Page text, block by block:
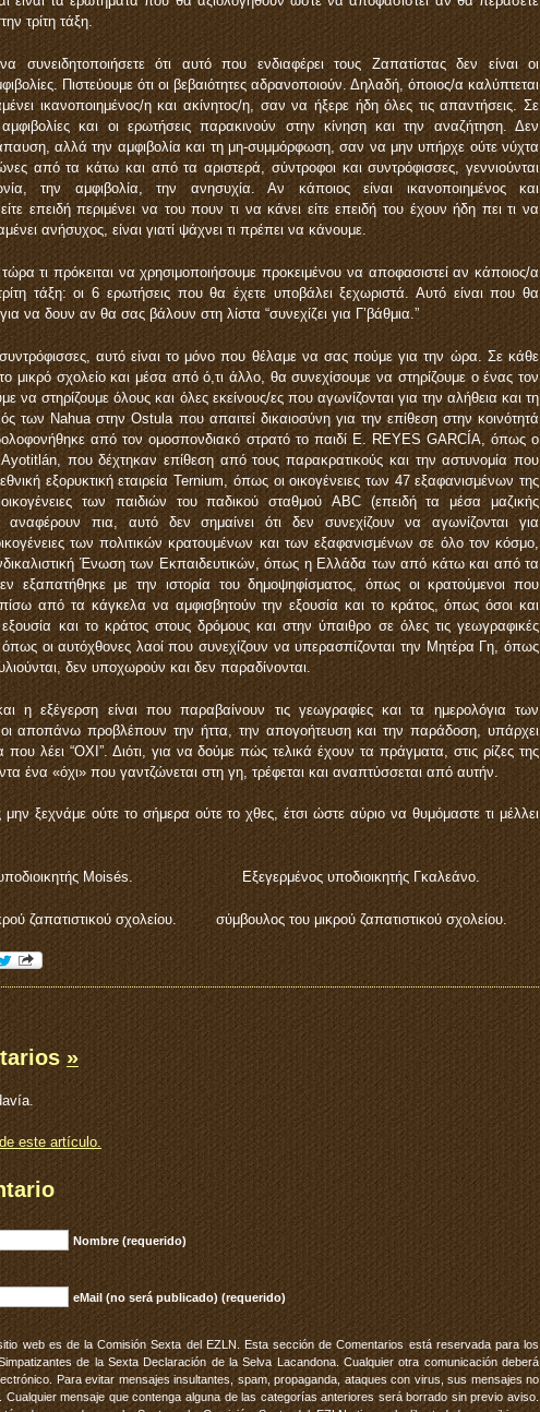
τρίτη τάξη.
συνειδητοποιήσετε ότι αυτό που ενδιαφέρει τους Ζαπατίστας δεν είναι οι
Πιστεύουμε ότι οι βεβαιότητες αδρανοποιούν. Δηλαδή, όποιος/α καλύπτεται
ικανοποιημένος/η και ακίνητος/η, σαν να ήξερε ήδη όλες τις απαντήσεις. Σε
και οι ερωτήσεις παρακινούν στην κίνηση και την αναζήτηση. Δεν
αλλά την αμφιβολία και τη μη-συμμόρφωση, σαν να μην υπήρχε ούτε νύχτα
από τα κάτω και από τα αριστερά, σύντροφοι και συντρόφισσες, γεννιούνται
την αμφιβολία, την ανησυχία. Αν κάποιος είναι ικανοποιημένος και
επειδή περιμένει να του πουν τι να κάνει είτε επειδή του έχουν ήδη πει τι να
ανήσυχος, είναι γιατί ψάχνει τι πρέπει να κάνουμε.
τι πρόκειται να χρησιμοποιήσουμε προκειμένου να αποφασιστεί αν κάποιος/α
τάξη: οι 6 ερωτήσεις που θα έχετε υποβάλει ξεχωριστά. Αυτό είναι που θα
να δουν αν θα σας βάλουν στη λίστα “συνεχίζει για Γ’βάθμια.”
αυτό είναι το μόνο που θέλαμε να σας πούμε για την ώρα. Σε κάθε
μικρό σχολείο και μέσα από ό,τι άλλο, θα συνεχίσουμε να στηρίζουμε ο ένας τον
να στηρίζουμε όλους και όλες εκείνους/ες που αγωνίζονται για την αλήθεια και τη
των Nahua στην Ostula που απαιτεί δικαιοσύνη για την επίθεση στην κοινότητά
από τον ομοσπονδιακό στρατό το παιδί E. REYES GARCÍA, όπως ο
που δέχτηκαν επίθεση από τους παρακρατικούς και την αστυνομία που
εξορυκτική εταιρεία Ternium, όπως οι οικογένειες των 47 εξαφανισμένων της
των παιδιών του παδικού σταθμού ABC (επειδή τα μέσα μαζικής
πια, αυτό δεν σημαίνει ότι δεν συνεχίζουν να αγωνίζονται για
των πολιτικών κρατουμένων και των εξαφανισμένων σε όλο τον κόσμο,
Ένωση των Εκπαιδευτικών, όπως η Ελλάδα των από κάτω και από τα
εξαπατήθηκε με την ιστορία του δημοψηφίσματος, όπως οι κρατούμενοι που
από τα κάγκελα να αμφισβητούν την εξουσία και το κράτος, όπως όσοι και
και το κράτος στους δρόμους και στην ύπαιθρο σε όλες τις γεωγραφικές
οι αυτόχθονες λαοί που συνεχίζουν να υπερασπίζονται την Μητέρα Γη, όπως
δεν υποχωρούν και δεν παραδίνονται.
η εξέγερση είναι που παραβαίνουν τις γεωγραφίες και τα ημερολόγια των
αποπάνω προβλέπουν την ήττα, την απογοήτευση και την παράδοση, υπάρχει
λέει “ΟΧΙ”. Διότι, για να δούμε πώς τελικά έχουν τα πράγματα, στις ρίζες της
ένα «όχι» που γαντζώνεται στη γη, τρέφεται και αναπτύσσεται από αυτήν.
μην ξεχνάμε ούτε το σήμερα ούτε το χθες, έτσι ώστε αύριο να θυμόμαστε τι μέλλει
υποδιοικητής Moisés. Εξεγερμένος υποδιοικητής Γκαλεάνο.
ζαπατιστικού σχολείου. σύμβουλος του μικρού ζαπατιστικού σχολείου.
»
este artículo.
Nombre (requerido)
eMail (no será publicado) (requerido)
web es de la Comisión Sexta del EZLN. Esta sección de Comentarios está reservada para los
de la Sexta Declaración de la Selva Lacandona. Cualquier otra comunicación deberá
Para evitar mensajes insultantes, spam, propaganda, ataques con virus, sus mensajes no
Cualquier mensaje que contenga alguna de las categorías anteriores será borrado sin previo aviso.